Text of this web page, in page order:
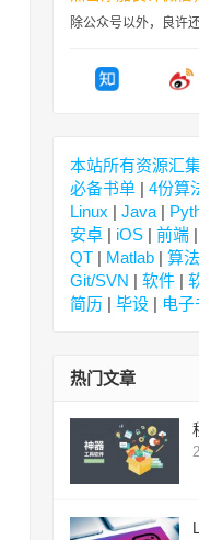
除公众号以外，良许
本站所有资源汇
必备书单 | 4份算
Linux | Java |
安卓 | iOS | 前端 |
QT | Matlab | 算法
Git/SVN | 软件 |
简历 | 毕设 | 电子
热门文章